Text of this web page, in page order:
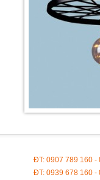
ĐT: 0907 789 160 -
ĐT: 0939 678 160 -